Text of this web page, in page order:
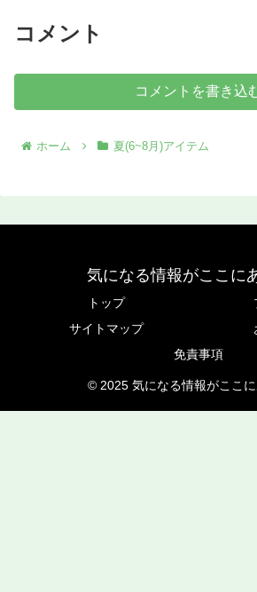
コメント
コメントを書き込
ホーム 夏(6~8月)アイテム
気になる情報がここに
トップ
サイトマップ
免責事項
© 2025 気になる情報がここに